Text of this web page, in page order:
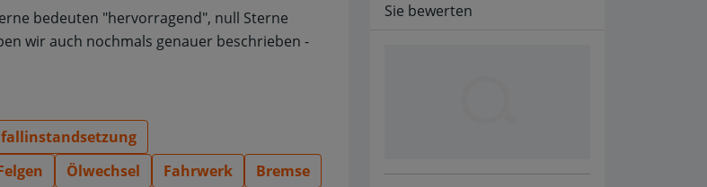
Sie bewerten
bedeuten "hervorragend", null Sterne
wir auch nochmals genauer beschrieben -
Ölwechsel Fahrwerk
Bremse